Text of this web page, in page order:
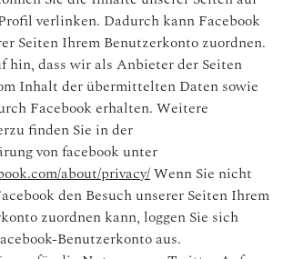
verlinken. Dadurch kann Facebook
Seiten Ihrem Benutzerkonto zuordnen.
hin, dass wir als Anbieter der Seiten
Inhalt der übermittelten Daten sowie
Facebook erhalten. Weitere
finden Sie in der
von facebook unter
about/privacy/Wenn Sie nicht
den Besuch unserer Seiten Ihrem
zuordnen kann, loggen Sie sich
Benutzerkonto aus.